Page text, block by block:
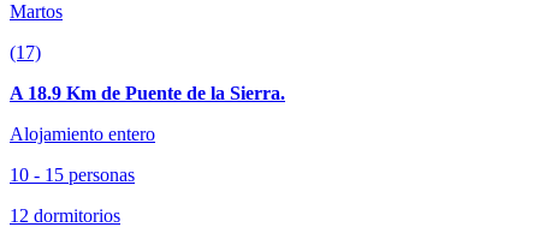
Martos
(17)
A 18.9 Km de Puente de la Sierra.
Alojamiento entero
10 - 15 personas
12 dormitorios